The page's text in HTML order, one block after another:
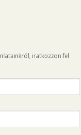
iratkozzon fel